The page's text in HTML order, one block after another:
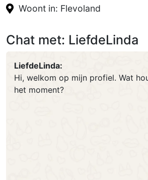
Woont in: Flevoland
Chat met: LiefdeLinda
LiefdeLinda:
Hi, welkom op mijn profiel. Wat
het moment?